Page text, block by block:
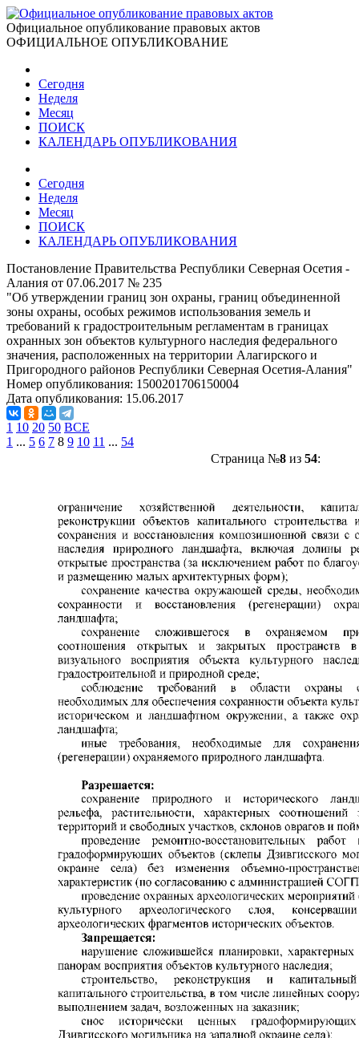
Официальное опубликование правовых актов
ОФИЦИАЛЬНОЕ ОПУБЛИКОВАНИЕ
Сегодня
Неделя
Месяц
ПОИСК
КАЛЕНДАРЬ ОПУБЛИКОВАНИЯ
Сегодня
Неделя
Месяц
ПОИСК
КАЛЕНДАРЬ ОПУБЛИКОВАНИЯ
Постановление Правительства Республики Северная Осетия -
Алания от 07.06.2017 № 235
"Об утверждении границ зон охраны, границ объединенной
зоны охраны, особых режимов использования земель и
требований к градостроительным регламентам в границах
охранных зон объектов культурного наследия федерального
значения, расположенных на территории Алагирского и
Пригородного районов Республики Северная Осетия-Алания"
Номер опубликования: 1500201706150004
Дата опубликования: 15.06.2017
1 10 20 50 ВСЕ
1 ... 5 6 7 8 9 10 11 ... 54
Страница №8из 54: